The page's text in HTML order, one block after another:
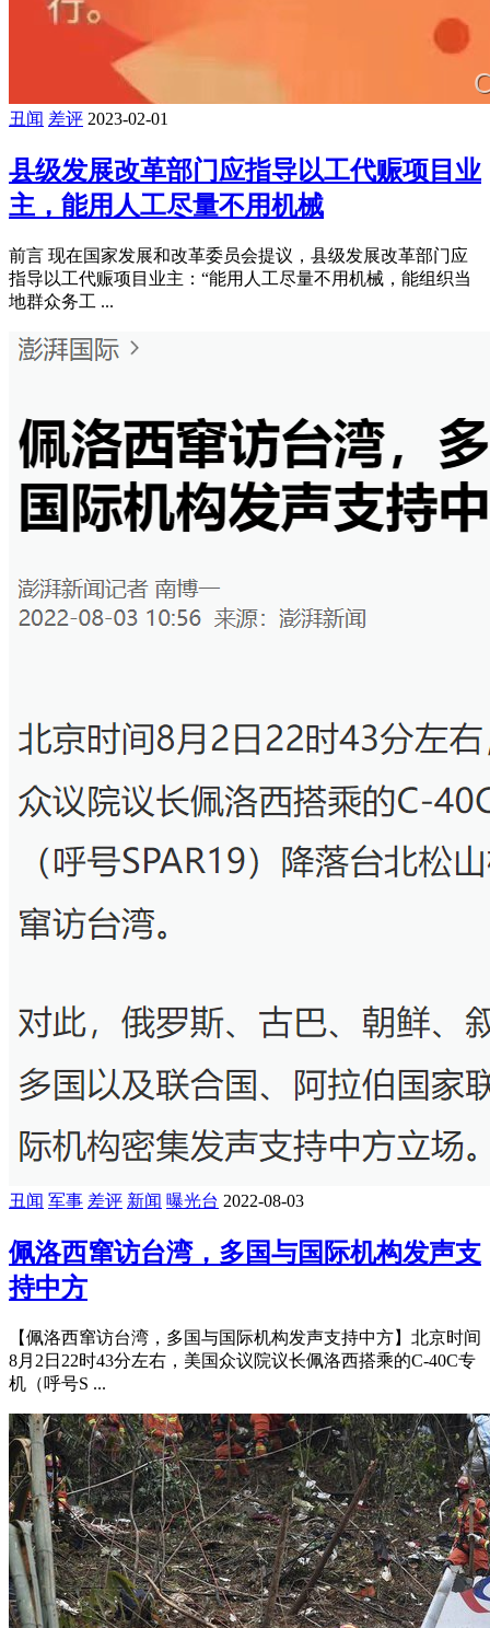
丑闻 差评 2023-02-01
县级发展改革部门应指导以工代赈项目业
主，能用人工尽量不用机械
前言 现在国家发展和改革委员会提议，县级发展改革部门应
指导以工代赈项目业主：“能用人工尽量不用机械，能组织当
地群众务工 ...
丑闻 军事 差评 新闻 曝光台 2022-08-03
佩洛西窜访台湾，多国与国际机构发声支
持中方
【佩洛西窜访台湾，多国与国际机构发声支持中方】北京时间
8月2日22时43分左右，美国众议院议长佩洛西搭乘的C-40C专
机（呼号S ...